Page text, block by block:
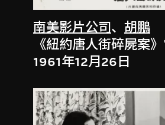
南美影片公司、胡鵬
《紐約唐人街碎屍案
1961年12月26日